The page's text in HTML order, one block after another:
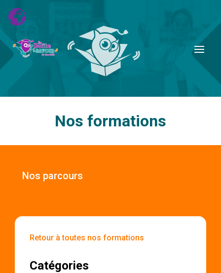
Nos formations
Nos parcours
Retour à toutes nos formations
Catégories